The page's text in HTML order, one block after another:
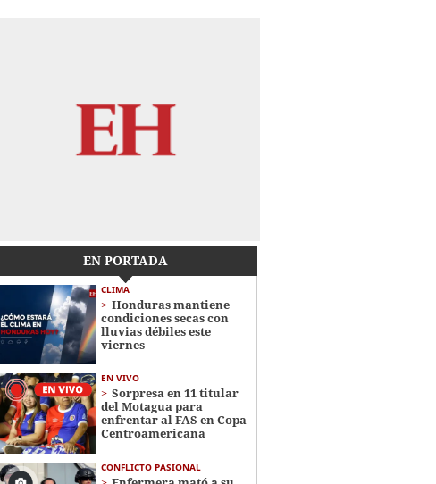
EN PORTADA
CLIMA
Honduras mantiene
condiciones secas con
lluvias débiles este
viernes
EN VIVO
Sorpresa en 11 titular
del Motagua para
enfrentar al FAS en Copa
Centroamericana
CONFLICTO PASIONAL